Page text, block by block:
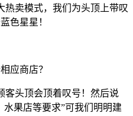
热卖模式，我们为头顶上带叹
色星星！
应商店？
客头顶会顶着叹号！然后说
水果店等要求”可我们明明建